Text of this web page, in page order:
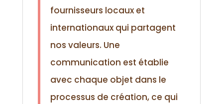
fournisseurs locaux et
internationaux qui partagent
nos valeurs. Une
communication est établie
avec chaque objet dans le
processus de création, ce qui